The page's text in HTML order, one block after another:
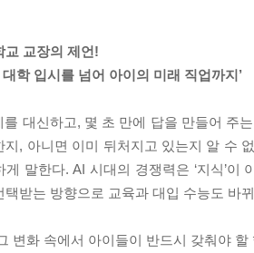
교 교장의 제언!
대학 입시를 넘어 아이의 미래 직업까지’
를 대신하고, 몇 초 만에 답을 만들어 주
지, 아니면 이미 뒤처지고 있는지 알 수
게 말한다. AI 시대의 경쟁력은 ‘지식’이
택받는 방향으로 교육과 대입 수능도 바
변화 속에서 아이들이 반드시 갖춰야